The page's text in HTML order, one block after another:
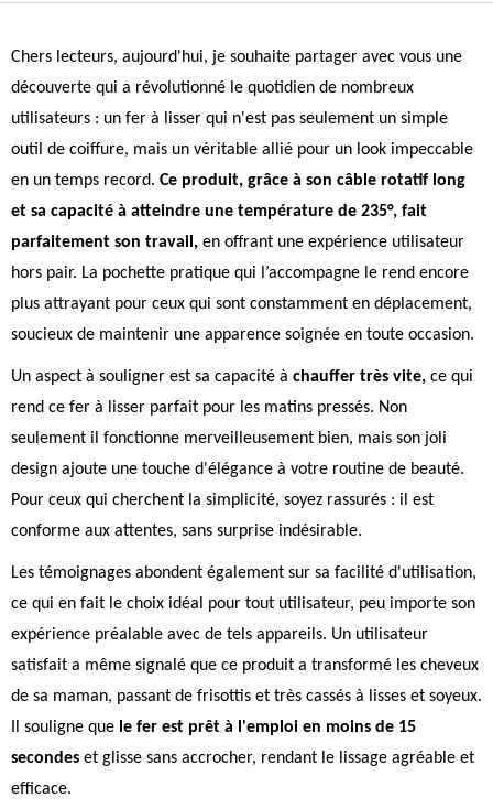
Chers lecteurs, aujourd'hui, je souhaite partager avec vous une
découverte qui a révolutionné le quotidien de nombreux
utilisateurs : un fer à lisser qui n'est pas seulement un simple
outil de coiffure, mais un véritable allié pour un look impeccable
en un temps record. Ce produit, grâce à son câble rotatif long
et sa capacité à atteindre une température de 235°, fait
parfaitement son travail, en offrant une expérience utilisateur
hors pair. La pochette pratique qui l’accompagne le rend encore
plus attrayant pour ceux qui sont constamment en déplacement,
soucieux de maintenir une apparence soignée en toute occasion.
Un aspect à souligner est sa capacité à chauffer très vite, ce qui
rend ce fer à lisser parfait pour les matins pressés. Non
seulement il fonctionne merveilleusement bien, mais son joli
design ajoute une touche d'élégance à votre routine de beauté.
Pour ceux qui cherchent la simplicité, soyez rassurés : il est
conforme aux attentes, sans surprise indésirable.
Les témoignages abondent également sur sa facilité d'utilisation,
ce qui en fait le choix idéal pour tout utilisateur, peu importe son
expérience préalable avec de tels appareils. Un utilisateur
satisfait a même signalé que ce produit a transformé les cheveux
de sa maman, passant de frisottis et très cassés à lisses et soyeux.
Il souligne que le fer est prêt à l'emploi en moins de 15
secondes et glisse sans accrocher, rendant le lissage agréable et
efficace.